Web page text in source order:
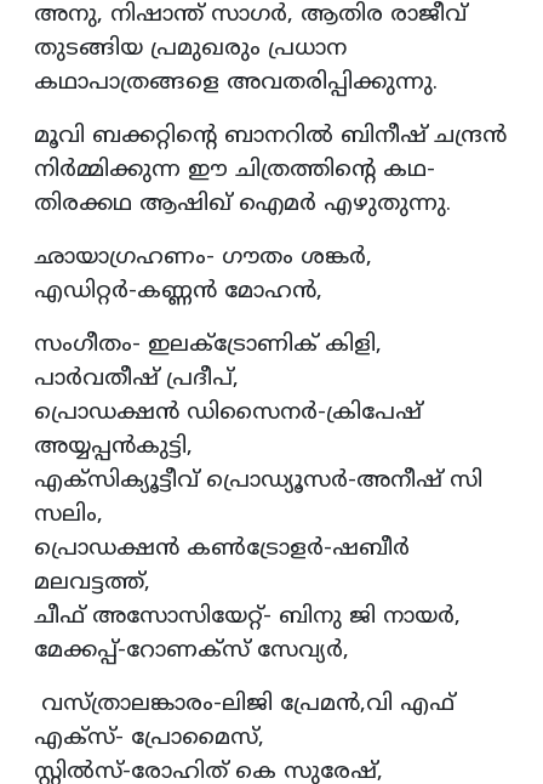
അനു, നിഷാന്ത് സാഗര്‍, ആതിര രാജീവ്
തുടങ്ങിയ പ്രമുഖരും പ്രധാന
കഥാപാത്രങ്ങളെ അവതരിപ്പിക്കുന്നു.
മൂവി ബക്കറ്റിന്റെ ബാനറില്‍ ബിനീഷ് ചന്ദ്രന്‍
നിര്‍മ്മിക്കുന്ന ഈ ചിത്രത്തിന്റെ കഥ-
തിരക്കഥ ആഷിഖ് ഐമര്‍ എഴുതുന്നു.
ഛായാഗ്രഹണം- ഗൗതം ശങ്കര്‍,
എഡിറ്റര്‍-കണ്ണന്‍ മോഹന്‍,
സംഗീതം- ഇലക്ട്രോണിക് കിളി,
പാര്‍വതീഷ് പ്രദീപ്,
പ്രൊഡക്ഷന്‍ ഡിസൈനര്‍-ക്രിപേഷ്
അയ്യപ്പന്‍കുട്ടി,
എക്‌സിക്യൂട്ടീവ് പ്രൊഡ്യൂസര്‍-അനീഷ് സി
സലിം,
പ്രൊഡക്ഷന്‍ കണ്‍ട്രോളര്‍-ഷബീര്‍
മലവട്ടത്ത്,
ചീഫ് അസോസിയേറ്റ്- ബിനു ജി നായര്‍,
മേക്കപ്പ്-റോണക്സ് സേവ്യര്‍,
വസ്ത്രാലങ്കാരം-ലിജി പ്രേമന്‍,വി എഫ്
എക്‌സ്- പ്രോമൈസ്,
സ്റ്റില്‍സ്-രോഹിത് കെ സുരേഷ്,